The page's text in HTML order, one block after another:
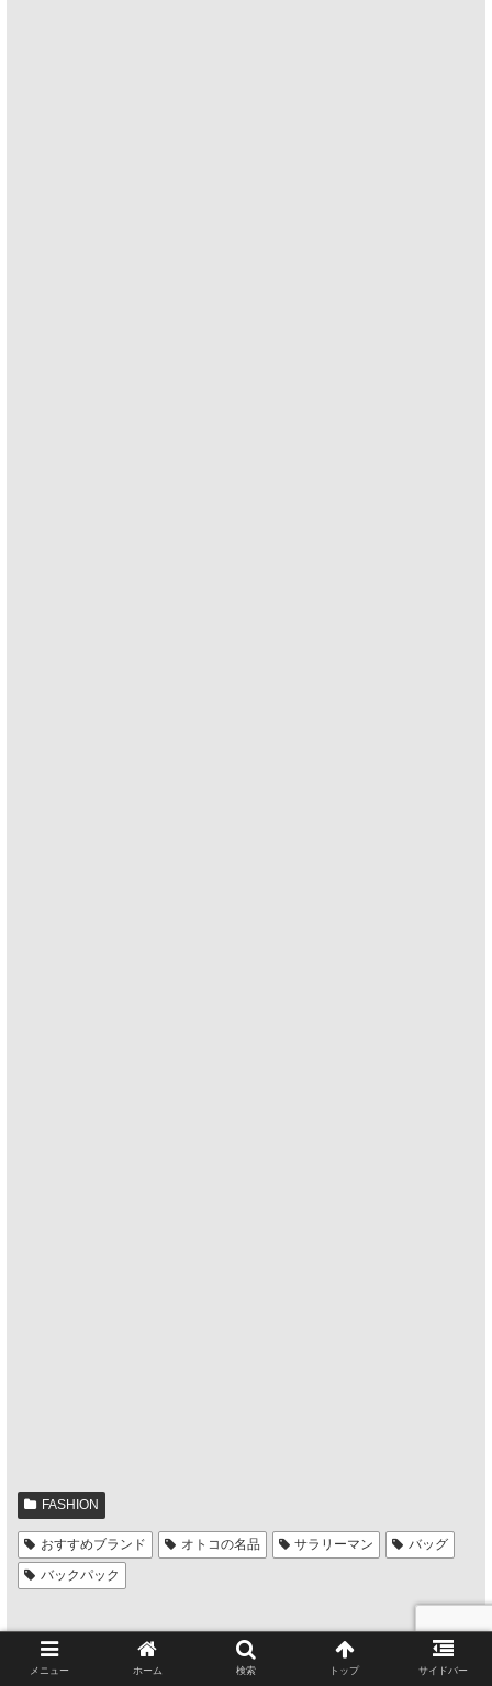
FASHION
おすすめブランド オトコの名品 サラリーマン
バッグ
バックパック
メニュー ホーム 検索 トップ サイドバー